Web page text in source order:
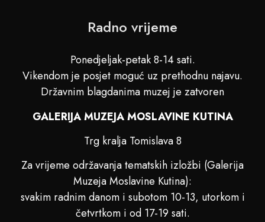
Radno vrijeme
Ponedjeljak-petak 8-14 sati.
Vikendom je posjet moguć uz prethodnu najavu.
Državnim blagdanima muzej je zatvoren
GALERIJA MUZEJA MOSLAVINE KUTINA
Trg kralja Tomislava 8
Za vrijeme održavanja tematskih izložbi (Galerija
Muzeja Moslavine Kutina):
svakim radnim danom i subotom 10-13, utorkom i
četvrtkom i od 17-19 sati.